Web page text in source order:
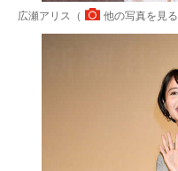
広瀬アリス（ 他の写真を見る